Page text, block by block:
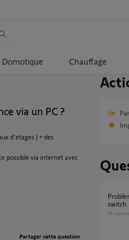
Domotique Chauffage
via un PC ?
d'etages ) + des
possible via internet avec
Partager cette question
Problème détection volet roulant via tahoma
switch
69